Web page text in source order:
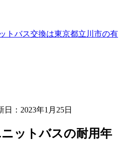
日： 2023年1月25日
ットバスの耐用年